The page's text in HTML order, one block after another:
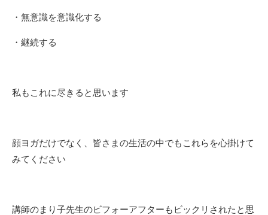
・無意識を意識化する
・継続する
私もこれに尽きると思います
顔ヨガだけでなく、皆さまの生活の中でもこれらを心掛けて
みてください
講師のまり子先生のビフォーアフターもビックリされたと思